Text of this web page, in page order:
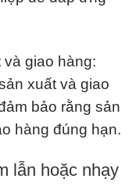
giao hàng:
xuất và giao
bảo rằng sản
hàng đúng hạn.
lẫn hoặc nhạy